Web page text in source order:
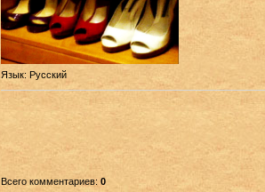
Язык: Русский
Всего комментариев: 0